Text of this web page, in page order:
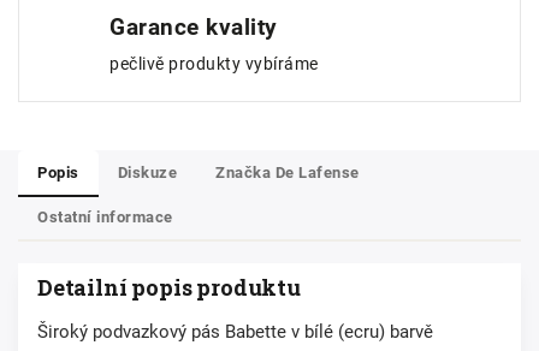
Garance kvality
pečlivě produkty vybíráme
Popis Diskuze Značka De Lafense
Ostatní informace
Detailní popis produktu
Široký podvazkový pás Babette v bílé (ecru) barvě